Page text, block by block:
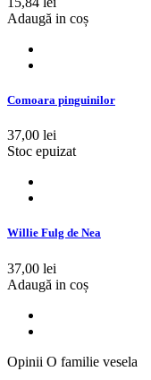
Adaugă in coș
Comoara pinguinilor
37,00 lei
Stoc epuizat
Willie Fulg de Nea
37,00 lei
Adaugă in coș
Opinii O familie vesela